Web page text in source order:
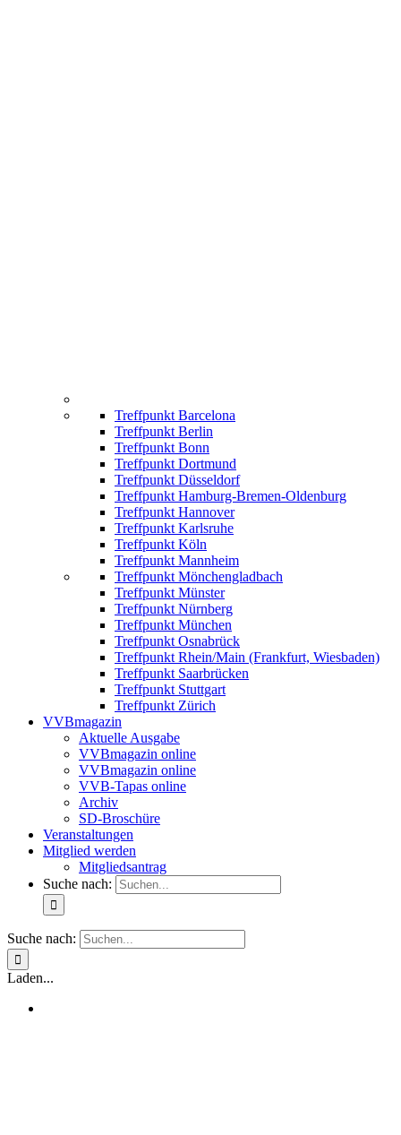
Treffpunkt Barcelona
Treffpunkt Berlin
Treffpunkt Bonn
Treffpunkt Dortmund
Treffpunkt Düsseldorf
Treffpunkt Hamburg-Bremen-Oldenburg
Treffpunkt Hannover
Treffpunkt Karlsruhe
Treffpunkt Köln
Treffpunkt Mannheim
Treffpunkt Mönchengladbach
Treffpunkt Münster
Treffpunkt Nürnberg
Treffpunkt München
Treffpunkt Osnabrück
Treffpunkt Rhein/Main (Frankfurt, Wiesbaden)
Treffpunkt Saarbrücken
Treffpunkt Stuttgart
Treffpunkt Zürich
VVBmagazin
Aktuelle Ausgabe
VVBmagazin online
VVBmagazin online
VVB-Tapas online
Archiv
SD-Broschüre
Veranstaltungen
Mitglied werden
Mitgliedsantrag
Suche nach:
Suche nach:
Laden...